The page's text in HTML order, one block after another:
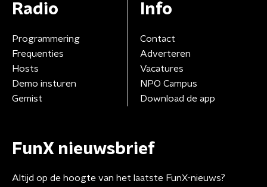
Radio
Programmering
Frequenties
Hosts
Demo insturen
Gemist
Info
Contact
Adverteren
Vacatures
NPO Campus
Download de app
FunX nieuwsbrief
Altijd op de hoogte van het laatste FunX-nieuws?